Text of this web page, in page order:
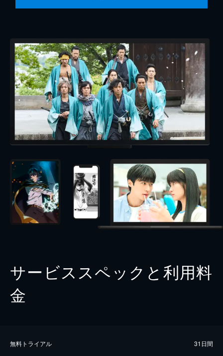
サービススペックと利用料
金
無料トライアル 31日間